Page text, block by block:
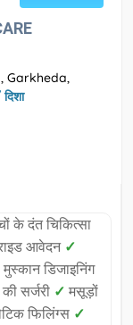
Garkheda,
दिशा
के दंत चिकित्सा
आवेदन ✓
मुस्कान डिजाइनिंग
सर्जरी ✓ मसूड़ों
फिलिंग्स ✓